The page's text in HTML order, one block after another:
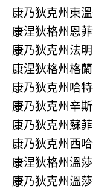
康乃狄克州東
康涅狄格州恩
康乃狄克州法
康涅狄格州格
康乃狄克州哈
康乃狄克州辛
康乃狄克州蘇
康乃狄克州西
康涅狄格州溫莎
康乃狄克州溫